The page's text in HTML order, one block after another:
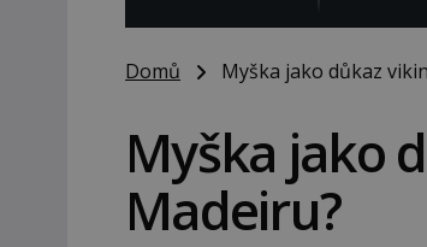
Domů Myška jako důkaz
Myška jako
Madeiru?